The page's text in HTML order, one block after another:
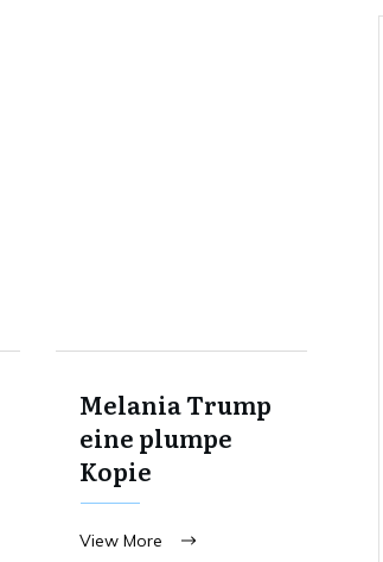
Melania Trump
eine plumpe
Kopie
View More